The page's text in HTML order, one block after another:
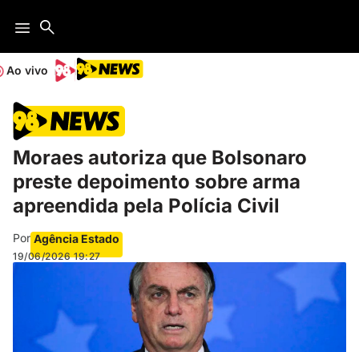
Ao vivo
Moraes autoriza que Bolsonaro
preste depoimento sobre arma
apreendida pela Polícia Civil
Por Agência Estado
19/06/2026 19:27